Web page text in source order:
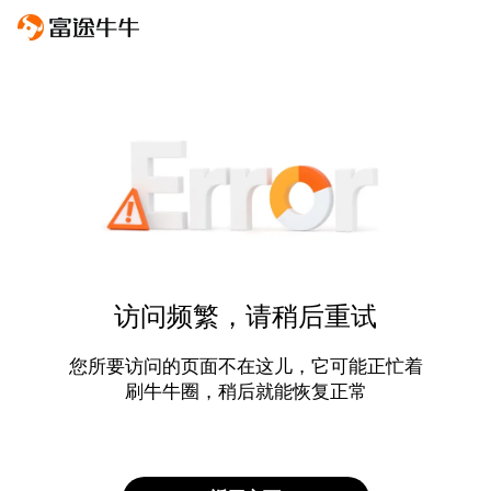
访问频繁，请稍后重试
您所要访问的页面不在这儿，它可能正忙着
刷牛牛圈，稍后就能恢复正常